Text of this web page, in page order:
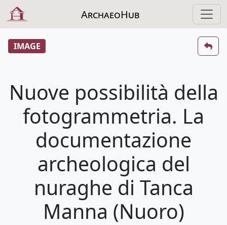
ArchaeoHub
IMAGE
Nuove possibilità della
fotogrammetria. La
documentazione
archeologica del
nuraghe di Tanca
Manna (Nuoro)